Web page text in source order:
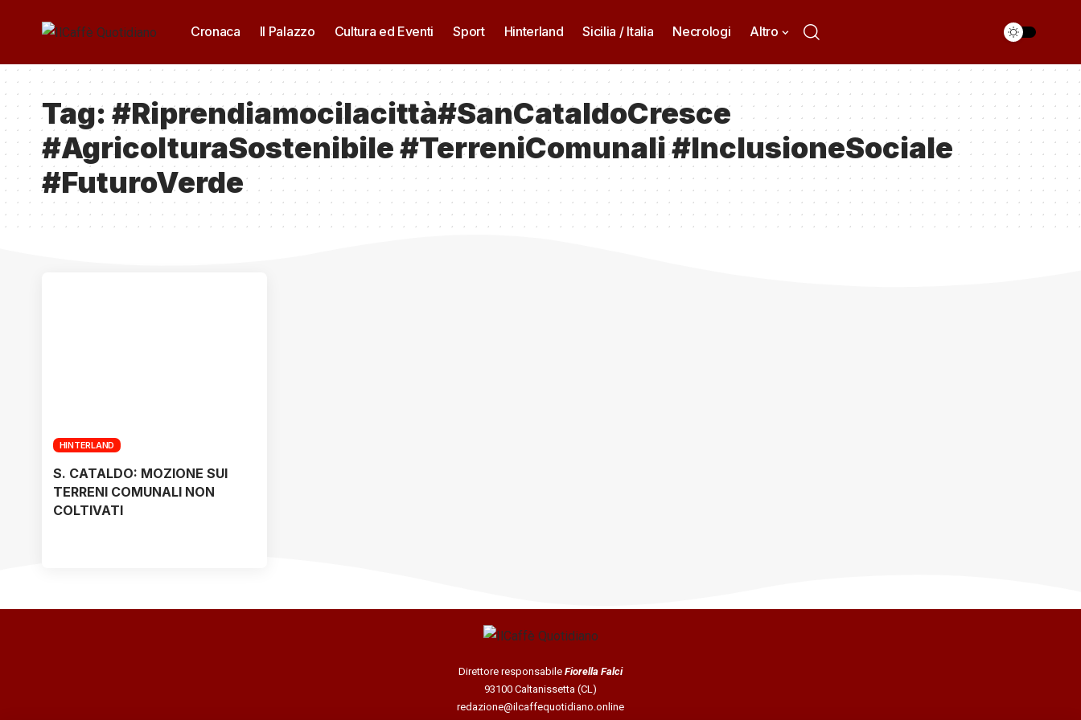
Cronaca Il Palazzo Cultura ed Eventi Sport Hinterland Sicilia / Italia Necrologi Altro
Tag: #Riprendiamocilacittà#SanCataldoCresce
#AgricolturaSostenibile #TerreniComunali #InclusioneSociale
#FuturoVerde
HINTERLAND
S. CATALDO: MOZIONE SUI
TERRENI COMUNALI NON
COLTIVATI
Direttore responsabile Fiorella Falci
93100 Caltanissetta (CL)
redazione@ilcaffequotidiano.online